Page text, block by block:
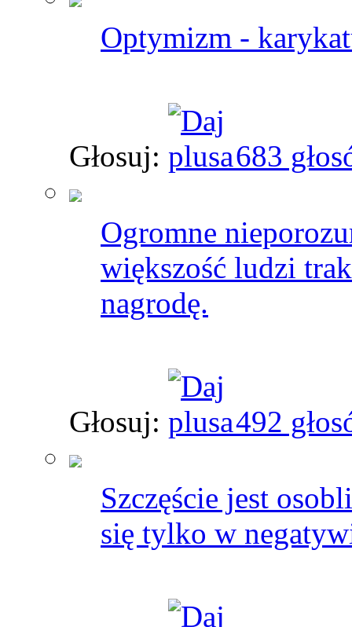
Optymizm -
Głosuj: 683
Ogromne
większość ludzi
nagrodę.
Głosuj: 492
Szczęście jest
się tylko w